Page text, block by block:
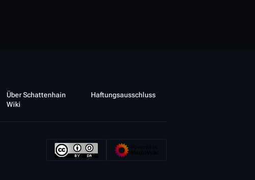
Über Schattenhain
Wiki
Haftungsausschluss